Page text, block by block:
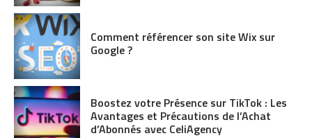
Comment référencer son site Wix sur
Google ?
Boostez votre Présence sur TikTok : Les
Avantages et Précautions de l’Achat
d’Abonnés avec CeliAgency